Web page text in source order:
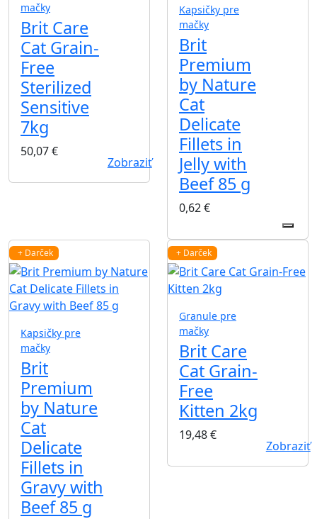
mačky
Brit Care
Cat Grain-
Free
Sterilized
Sensitive
7kg
50,07€
Zobraziť
Kapsičky pre
mačky
Brit
Premium
by Nature
Cat
Delicate
Fillets in
Jelly with
Beef 85 g
0,62€
+ Darček
Kapsičky pre
mačky
Brit
Premium
by Nature
Cat
Delicate
Fillets in
Gravy with
Beef 85 g
+ Darček
Granule pre
mačky
Brit Care
Cat Grain-
Free
Kitten 2kg
19,48€
Zobraziť